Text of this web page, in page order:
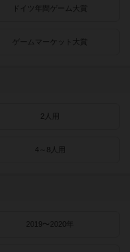
ドイツ年間ゲーム大賞
ゲームマーケット大賞
2人用
4～8人用
2019〜2020年